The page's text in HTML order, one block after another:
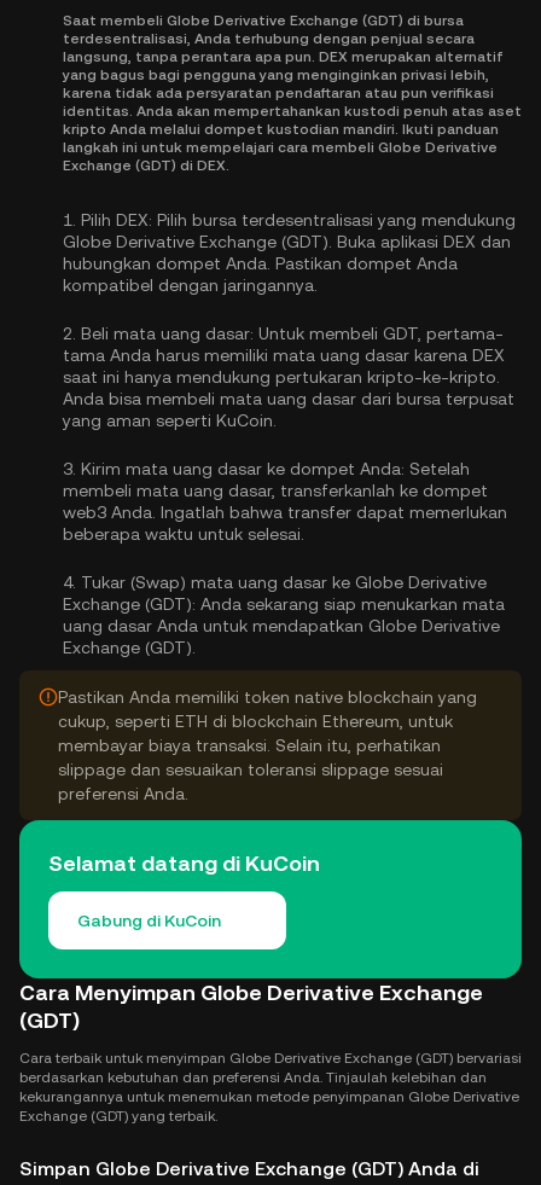
Saat membeli Globe Derivative Exchange (GDT) di bursa
terdesentralisasi, Anda terhubung dengan penjual secara
langsung, tanpa perantara apa pun. DEX merupakan alternatif
yang bagus bagi pengguna yang menginginkan privasi lebih,
karena tidak ada persyaratan pendaftaran atau pun verifikasi
identitas. Anda akan mempertahankan kustodi penuh atas aset
kripto Anda melalui dompet kustodian mandiri. Ikuti panduan
langkah ini untuk mempelajari cara membeli Globe Derivative
Exchange (GDT) di DEX.
1. Pilih DEX: Pilih bursa terdesentralisasi yang mendukung
Globe Derivative Exchange (GDT). Buka aplikasi DEX dan
hubungkan dompet Anda. Pastikan dompet Anda
kompatibel dengan jaringannya.
2. Beli mata uang dasar: Untuk membeli GDT, pertama-
tama Anda harus memiliki mata uang dasar karena DEX
saat ini hanya mendukung pertukaran kripto-ke-kripto.
Anda bisa membeli mata uang dasar dari bursa terpusat
yang aman seperti KuCoin.
3. Kirim mata uang dasar ke dompet Anda: Setelah
membeli mata uang dasar, transferkanlah ke dompet
web3 Anda. Ingatlah bahwa transfer dapat memerlukan
beberapa waktu untuk selesai.
4. Tukar (Swap) mata uang dasar ke Globe Derivative
Exchange (GDT): Anda sekarang siap menukarkan mata
uang dasar Anda untuk mendapatkan Globe Derivative
Exchange (GDT).
Pastikan Anda memiliki token native blockchain yang
cukup, seperti ETH di blockchain Ethereum, untuk
membayar biaya transaksi. Selain itu, perhatikan
slippage dan sesuaikan toleransi slippage sesuai
preferensi Anda.
Selamat datang di KuCoin
Gabung di KuCoin
Cara Menyimpan Globe Derivative Exchange
(GDT)
Cara terbaik untuk menyimpan Globe Derivative Exchange (GDT) bervariasi
berdasarkan kebutuhan dan preferensi Anda. Tinjaulah kelebihan dan
kekurangannya untuk menemukan metode penyimpanan Globe Derivative
Exchange (GDT) yang terbaik.
Simpan Globe Derivative Exchange (GDT) Anda di